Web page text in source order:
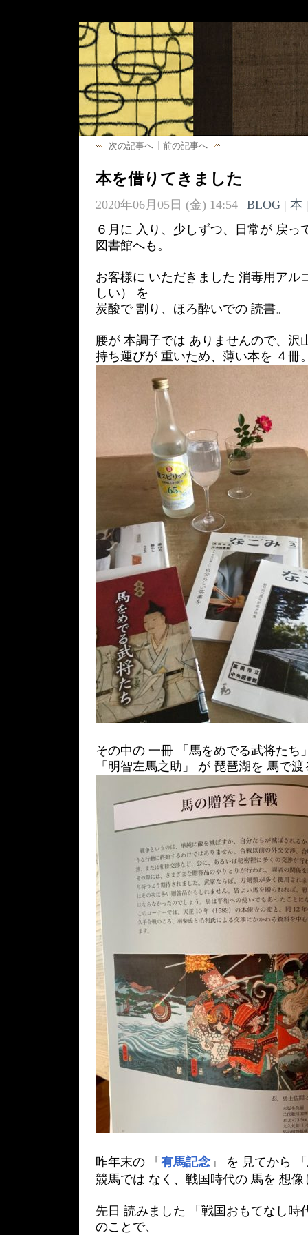
次の記事へ 前の記事へ
本を借りてきました
2020年06月05日 (金) 14:54 BLOG| 本
６月に 入り、少しずつ、日常が 戻っ
図書館へも。
お客様に いただきました 消毒用アル
しい） を
炭酸で 割り、ほろ酔いでの 読書。
腰が 本調子では ありませんので、沢
持ち運びが 重いため、薄い本を ４冊
その中の 一冊 「馬をめでる武将たち
「明智左馬之助」 が 琵琶湖を 馬で
昨年末の 「 有馬記念 」 を 見てから
競馬では なく、戦国時代の 馬を 想像
先日 読みました 「戦国おもてなし時
のことで、